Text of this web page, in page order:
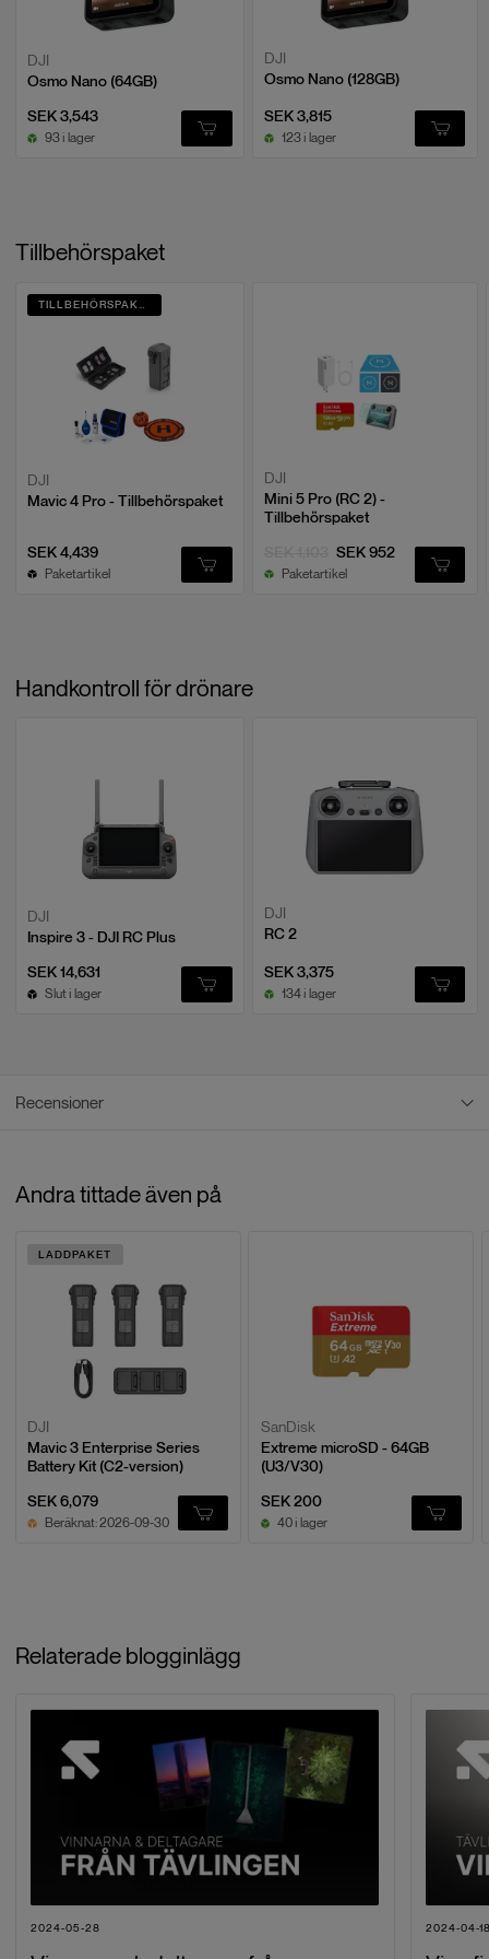
DJI
Osmo Nano (64GB)
SEK 3,543
93 i lager
DJI
Osmo Nano (128GB)
SEK 3,815
123 i lager
Tillbehörspaket
TILLBEHÖRSPAKET
DJI
Mavic 4 Pro - Tillbehörspaket
SEK 4,439
Paketartikel
DJI
Mini 5 Pro (RC 2) -
Tillbehörspaket
SEK 952
Paketartikel
Handkontroll för drönare
DJI
Inspire 3 - DJI RC Plus
SEK 14,631
Slut i lager
DJI
RC 2
SEK 3,375
134 i lager
Recensioner
LÄMNA EN RECENSION
Mikael E.
2025-06-30
Wery good.
Wery good.
👍
Andra tittade även på
LADDPAKET
DJI
Mavic 3 Enterprise Series
Battery Kit (C2-version)
SEK 6,079
Beräknat: 2026-09-30
SanDisk
Extreme microSD - 64GB
(U3/V30)
SEK 200
40 i lager
Relaterade blogginlägg
2024-05-28 2024-04-